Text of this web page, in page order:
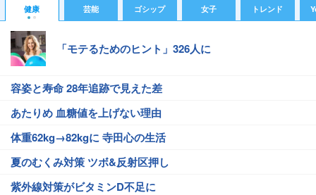
健康 芸能 ゴシップ 女子 トレンド
「モテるためのヒント」326人に
容姿と寿命 28年追跡で見えた差
あたりめ 血糖値を上げない理由
体重62kg→82kgに 寺田心の生活
夏のむくみ対策 ツボ&反射区押し
紫外線対策がビタミンD不足に